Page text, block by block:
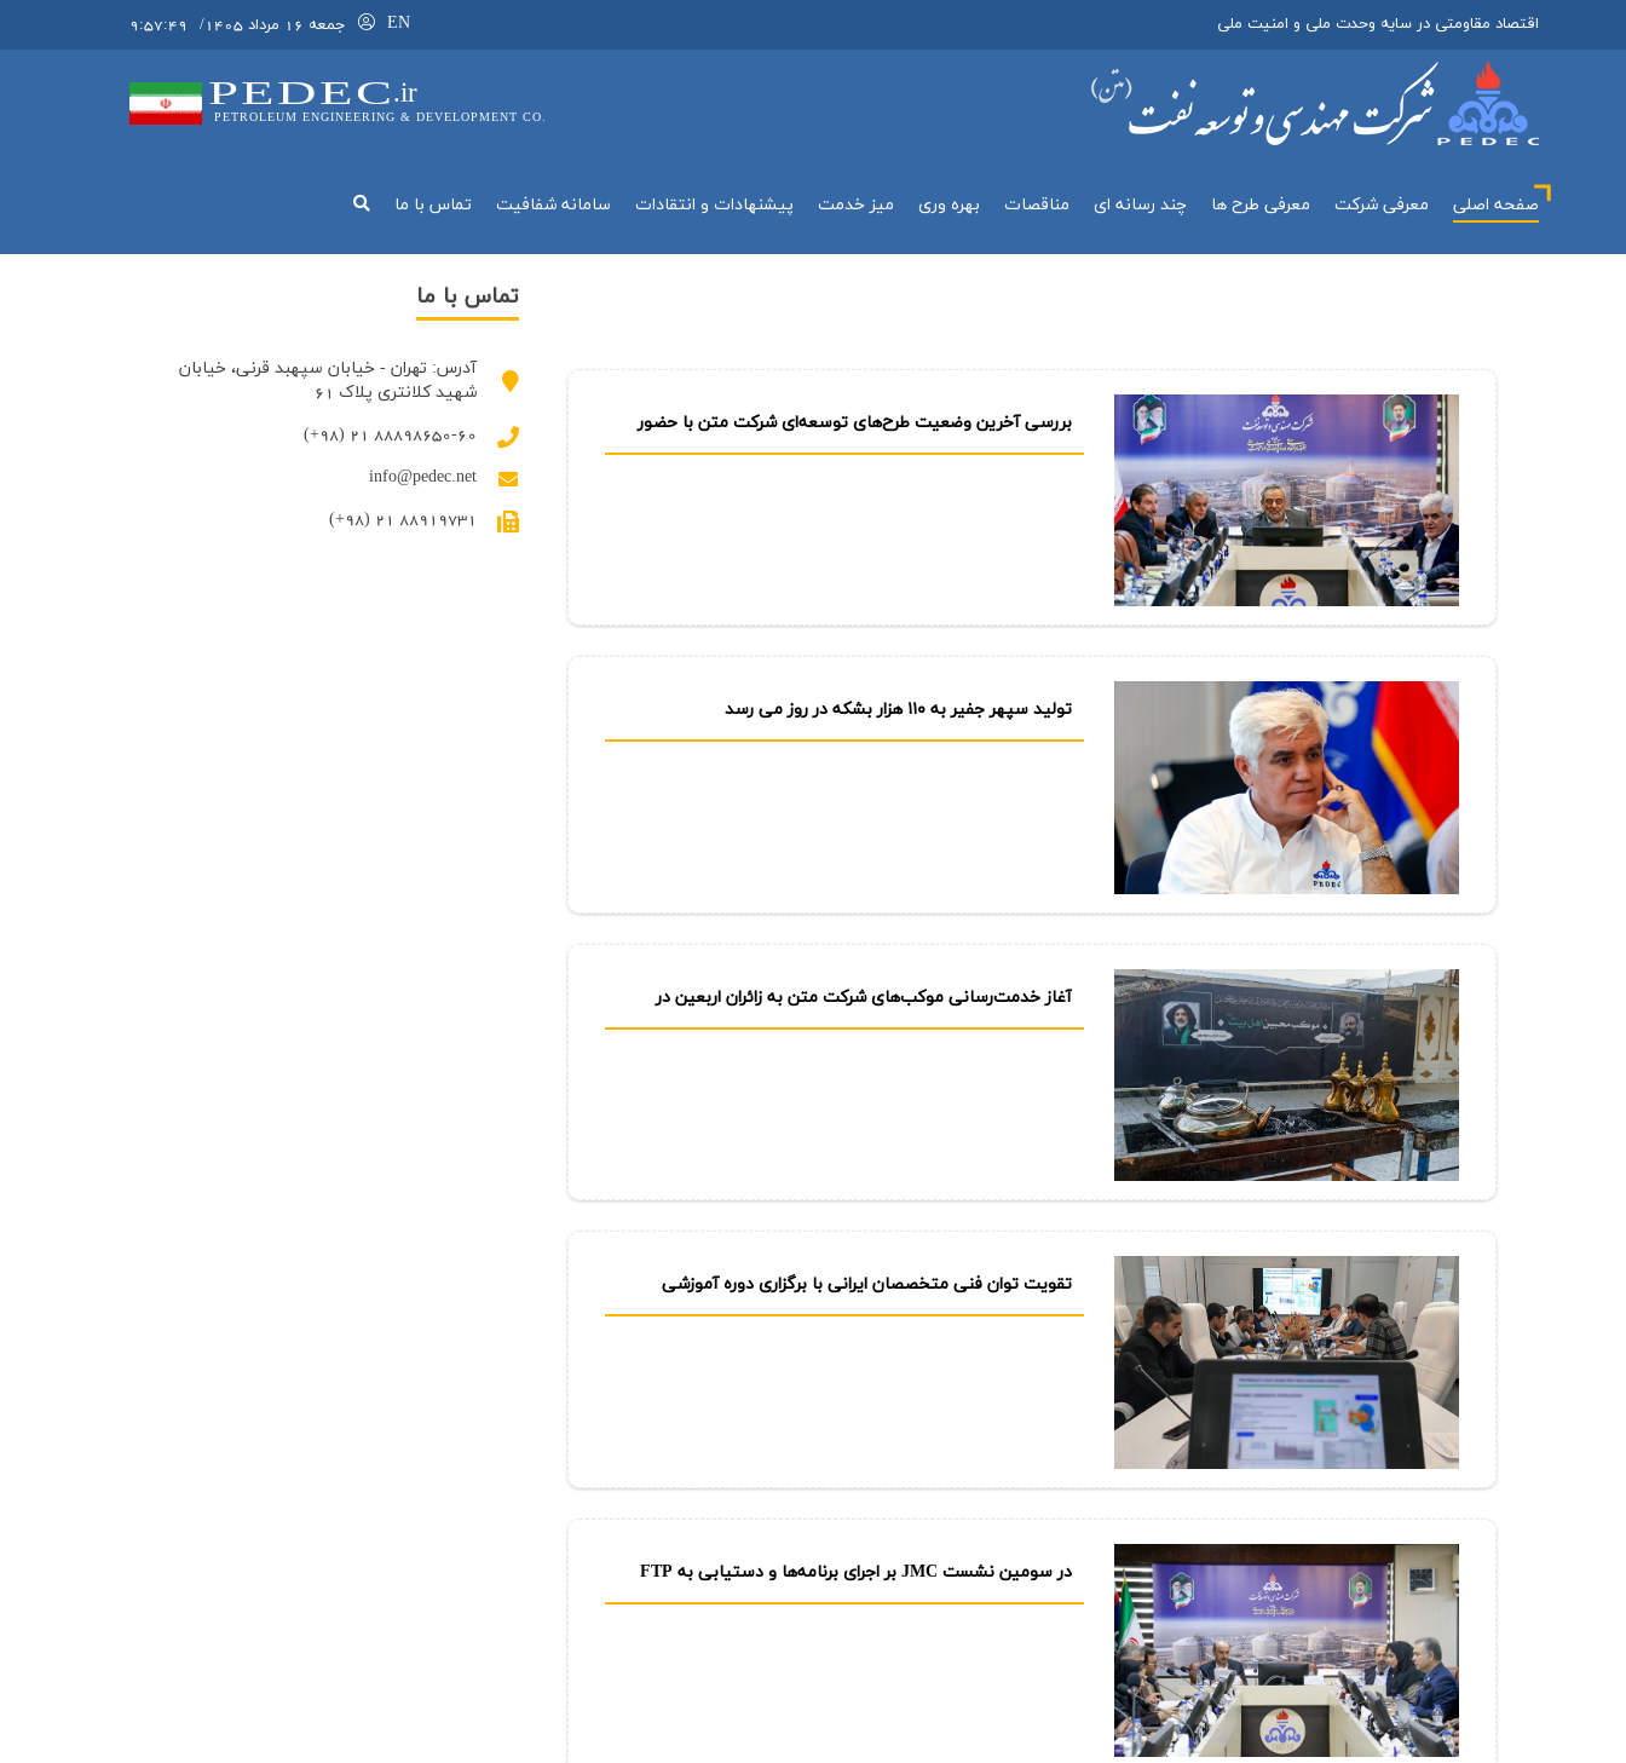
اقتصاد مقاومتی در سایه وحدت ملی و امنیت ملی EN جمعه 16 مرداد 1405 /
9:57:51
PEDEC.ir
PETROLEUM ENGINEERING & DEVELOPMENT CO.
صفحه اصلی معرفي شركت معرفی طرح ها چند رسانه اي مناقصات بهره وري میز خدمت پیشنهادات و انتقادات سامانه شفافيت تماس با ما
بررسی آخرین وضعیت طرح‌های توسعه‌ای شركت متن با حضور
مدیرعامل شركت ملی نفت ایران
تولید سپهر جفیر به ۱۱۰ هزار بشكه در روز می رسد
آغاز خدمت‌رسانی موكب‌های شركت متن به زائران اربعین در
مرزهای چذابه و مهران
تقویت توان فنی متخصصان ایرانی با برگزاری دوره آموزشی
حفاری شعاعی در طرح آبان و پایدار غرب
در سومین نشست JMC بر اجرای برنامه‌ها و دستیابی به FTP
تأكید شد
تماس با ما
آدرس: تهران - خیابان سپهبد قرنی، خیابان
شهید کلانتری پلاک 61
(+98) 21 88898650-60
info@pedec.net
(+98) 21 88919731